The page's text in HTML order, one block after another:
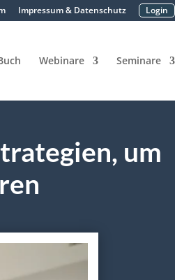
Impressum & Datenschutz Login
Webinare Seminare
um